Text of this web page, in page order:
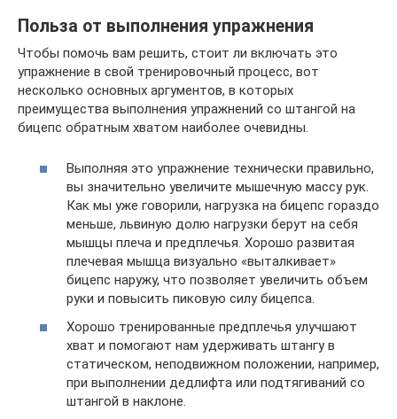
Польза от выполнения упражнения
Чтобы помочь вам решить, стоит ли включать это
упражнение в свой тренировочный процесс, вот
несколько основных аргументов, в которых
преимущества выполнения упражнений со штангой на
бицепс обратным хватом наиболее очевидны.
Выполняя это упражнение технически правильно,
вы значительно увеличите мышечную массу рук.
Как мы уже говорили, нагрузка на бицепс гораздо
меньше, львиную долю нагрузки берут на себя
мышцы плеча и предплечья. Хорошо развитая
плечевая мышца визуально «выталкивает»
бицепс наружу, что позволяет увеличить объем
руки и повысить пиковую силу бицепса.
Хорошо тренированные предплечья улучшают
хват и помогают нам удерживать штангу в
статическом, неподвижном положении, например,
при выполнении дедлифта или подтягиваний со
штангой в наклоне.